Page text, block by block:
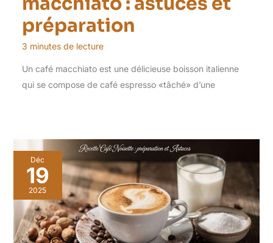
préparation
3 minutes de lecture
Un café macchiato est une délicieuse boisson italienne
qui se compose de café espresso «tâché» d’une
Déc
19
2025